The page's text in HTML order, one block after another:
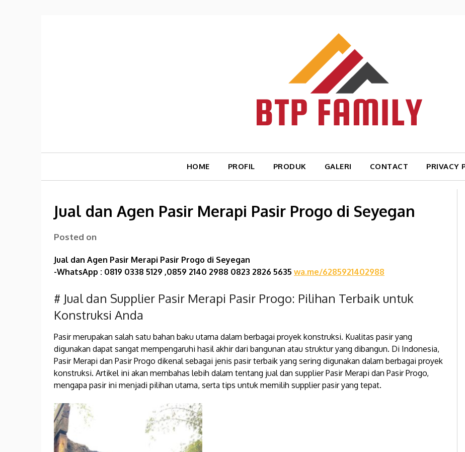
HOME PROFIL PRODUK GALERI CONTACT PRIVACY
Jual dan Agen Pasir Merapi Pasir Progo di Seyegan
Posted on
Jual dan Agen Pasir Merapi Pasir Progo di Seyegan
-WhatsApp : 0819 0338 5129 ,0859 2140 2988 0823 2826 5635 wa.me/6285921402988
# Jual dan Supplier Pasir Merapi Pasir Progo: Pilihan Terbaik untuk
Konstruksi Anda
Pasir merupakan salah satu bahan baku utama dalam berbagai proyek konstruksi. Kualitas pasir yang
digunakan dapat sangat mempengaruhi hasil akhir dari bangunan atau struktur yang dibangun. Di Indonesia,
Pasir Merapi dan Pasir Progo dikenal sebagai jenis pasir terbaik yang sering digunakan dalam berbagai proyek
konstruksi. Artikel ini akan membahas lebih dalam tentang jual dan supplier Pasir Merapi dan Pasir Progo,
mengapa pasir ini menjadi pilihan utama, serta tips untuk memilih supplier pasir yang tepat.